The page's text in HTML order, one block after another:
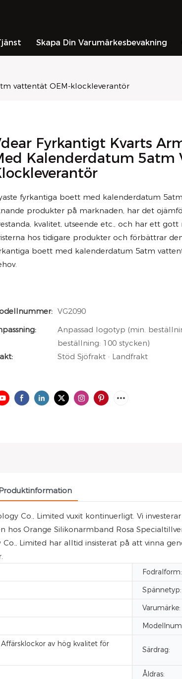
Skapa Din Varumärkesbevakning
vattentät OEM-klockleverantör
Fyrkantigt Kvarts
Kalenderdatum 5atm
fyrkantiga boett med kalenderdatum
produkter på marknaden, har det
kvalitet, utseende etc., och har ett
hos tidigare produkter och förbättrar
boett med kalenderdatum 5atm
VG2090
Anpassad logotyp (min.
beställning: 100 stycken)
Stöd Sjöfrakt · Landfrakt
Co., Limited vuxit kontinuerligt. Vi
hos Orange Silikonarmband Rosa
Limited har alltid insisterat på att vinna
Fodralform:
Spännetyp:
Varumärke:
Affärsklockor av hög kvalitet för
Särdrag:
Åldras: